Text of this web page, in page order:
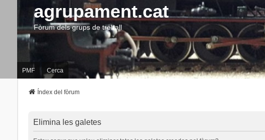
agrupament.cat
Fòrum dels grups de treball
PMF Cerca
Índex del fòrum
Elimina les galetes